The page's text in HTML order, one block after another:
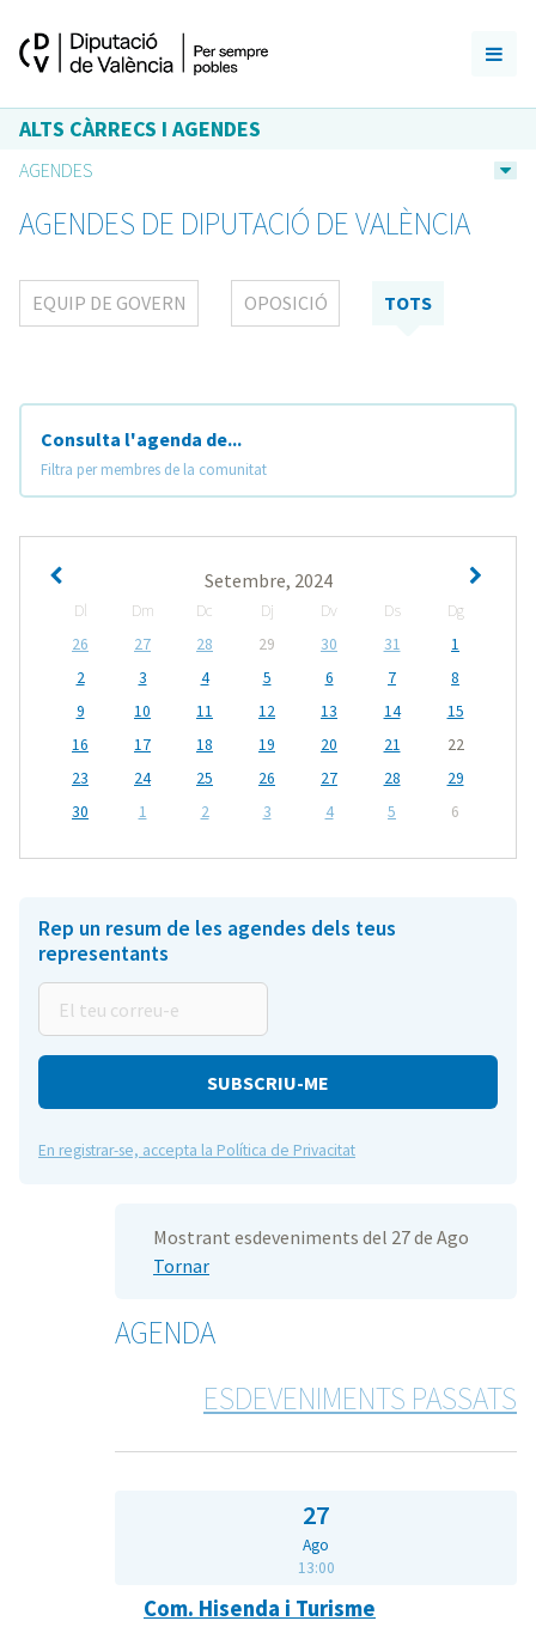
ALTS CÀRRECS I AGENDES
AGENDES
AGENDES DE DIPUTACIÓ DE VALÈNCIA
EQUIP DE GOVERN OPOSICIÓ TOTS
Consulta l'agenda de...
Filtra per membres de la comunitat
Setembre, 2024
Dl Dm Dc Dj Dv Ds
Dg
26
27 28 29 30 31
1
2
3 4 5 6 7
8
9
10 11 12 13 14
15
16
17 18 19 20 21
22
23
24 25 26 27 28
29
30
1 2 3 4 5 6
Rep un resum de les agendes dels teus
representants
teu
correu-
En registrar-se, accepta la Política de Privacitat
Mostrant esdeveniments del 27 de Ago
Tornar
AGENDA
ESDEVENIMENTS PASSATS
27
Ago
13:00
Com. Hisenda i Turisme